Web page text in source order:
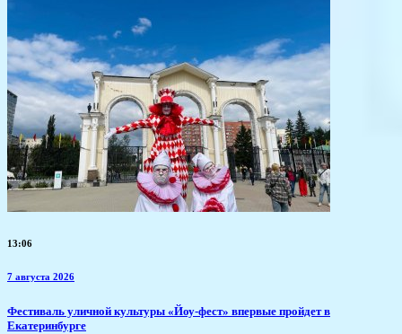
13:06
7 августа 2026
​Фестиваль уличной культуры «Йоу-фест» впервые пройдет в
Екатеринбурге